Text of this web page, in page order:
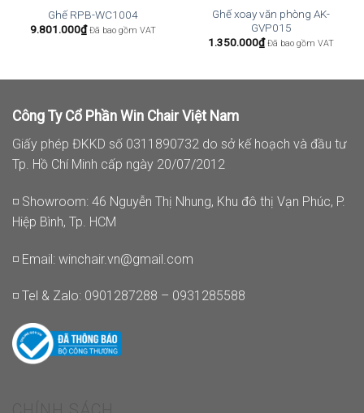
Ghế RPB-WC1004
9.801.000₫ Đã bao gồm VAT
Ghế xoay văn phòng AK-
GVP015
1.350.000₫ Đã bao gồm VAT
Công Ty Cổ Phần Win Chair Việt Nam
Giấy phép ĐKKD số 0311890732 do sở kế hoạch và đầu tư
Tp. Hồ Chí Minh cấp ngày 20/07/2012
◽ Showroom: 46 Nguyễn Thị Nhung, Khu đô thị Vạn Phúc, P.
Hiệp Bình, Tp. HCM
◽ Email: winchair.vn@gmail.com
◽ Tel & Zalo: 0901287288 – 0931285588